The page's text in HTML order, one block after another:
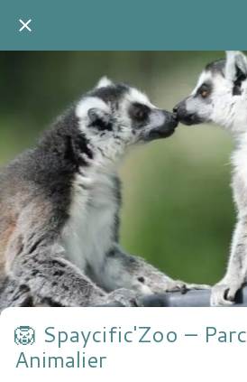
🦁 Spaycific'Zoo – Parc
Animalier